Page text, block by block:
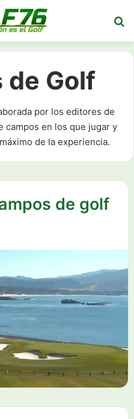
de Golf
por los editores de
campos en los que jugar y
de la experiencia.
de golf